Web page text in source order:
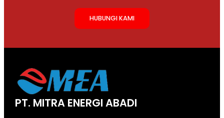
HUBUNGI KAMI
PT. MITRA ENERGI ABADI